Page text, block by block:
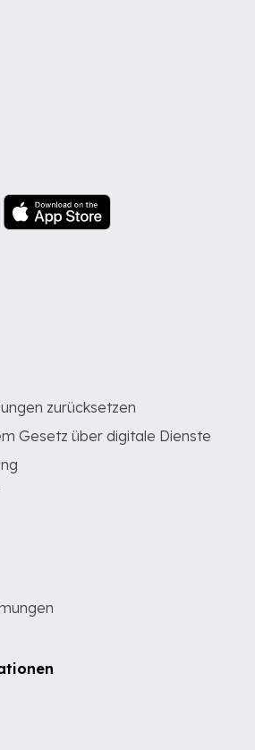
zurücksetzen
Gesetz über digitale Dienste